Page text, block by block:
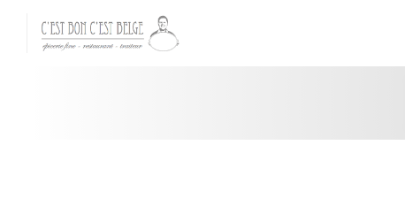
Personalizzazione delle tue scelte sui cookie